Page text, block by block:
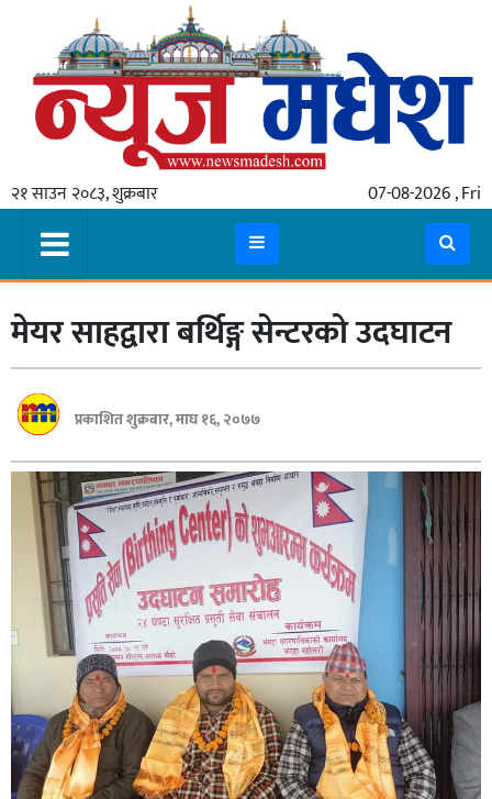
२१ साउन २०८३, शुक्रबार 07-08-2026 , Fri
गृहपृष्ठ
स्थानीय
प्रदेश
मधेश
प्रदेश
लुम्बिनी
गण्डकी
बागमती
कर्णाली
सुदूरपश्चिम
मधेश
विशेष
राजनीति
प्रमुख
समाचार
मेयर साहद्वारा बर्थिङ्ग सेन्टरको उदघाटन
प्रकाशित शुक्रबार, माघ १६, २०७७